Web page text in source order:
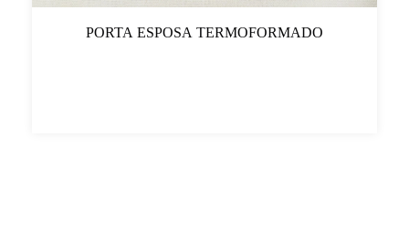
PORTA ESPOSA TERMOFORMADO